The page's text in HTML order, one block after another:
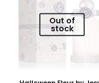
Out of
stock